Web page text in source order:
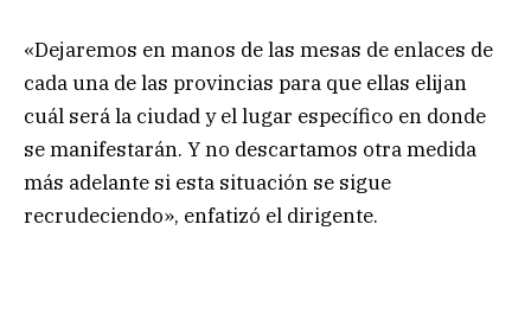
«Dejaremos en manos de las mesas de enlaces de
cada una de las provincias para que ellas elijan
cuál será la ciudad y el lugar específico en donde
se manifestarán. Y no descartamos otra medida
más adelante si esta situación se sigue
recrudeciendo», enfatizó el dirigente.